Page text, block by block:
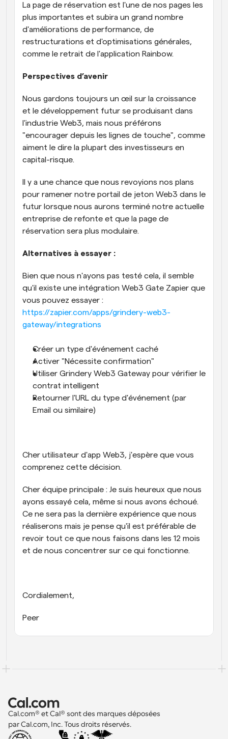
La page de réservation est l'une de nos pages les
plus importantes et subira un grand nombre
d'améliorations de performance, de
restructurations et d'optimisations générales,
comme le retrait de l'application Rainbow.
Perspectives d’avenir
Nous gardons toujours un œil sur la croissance
et le développement futur se produisant dans
l'industrie Web3, mais nous préférons
"encourager depuis les lignes de touche", comme
aiment le dire la plupart des investisseurs en
capital-risque.
Il y a une chance que nous revoyions nos plans
pour ramener notre portail de jeton Web3 dans le
futur lorsque nous aurons terminé notre actuelle
entreprise de refonte et que la page de
réservation sera plus modulaire.
Alternatives à essayer :
Bien que nous n'ayons pas testé cela, il semble
qu'il existe une intégration Web3 Gate Zapier que
https://zapier.com/apps/grindery-web3-
gateway/integrations
Créer un type d'événement caché
Activer "Nécessite confirmation"
Utiliser Grindery Web3 Gateway pour vérifier le
contrat intelligent
Retourner l'URL du type d'événement (par
Email ou similaire)
Cher utilisateur d'app Web3, j'espère que vous
comprenez cette décision.
Cher équipe principale : Je suis heureux que nous
ayons essayé cela, même si nous avons échoué.
Ce ne sera pas la dernière expérience que nous
réaliserons mais je pense qu'il est préférable de
revoir tout ce que nous faisons dans les 12 mois
et de nous concentrer sur ce qui fonctionne.
Cordialement,
Peer
Cal.com® et Cal® sont des marques déposées
par Cal.com, Inc. Tous droits réservés.